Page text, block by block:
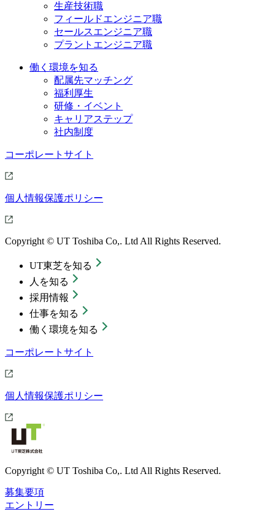
生産技術職​
フィールドエンジニア職​
セールスエンジニア職​
プラントエンジニア職​
働く環境を知る
配属先マッチング
福利厚生
研修・イベント
キャリアステップ
社内制度
コーポレートサイト
個人情報保護ポリシー
Copyright © UT Toshiba Co,. Ltd All Rights Reserved.
UT東芝を知る
人を知る
採用情報
仕事を知る
働く環境を知る
コーポレートサイト
個人情報保護ポリシー
Copyright © UT Toshiba Co,. Ltd All Rights Reserved.
募集要項
エントリー